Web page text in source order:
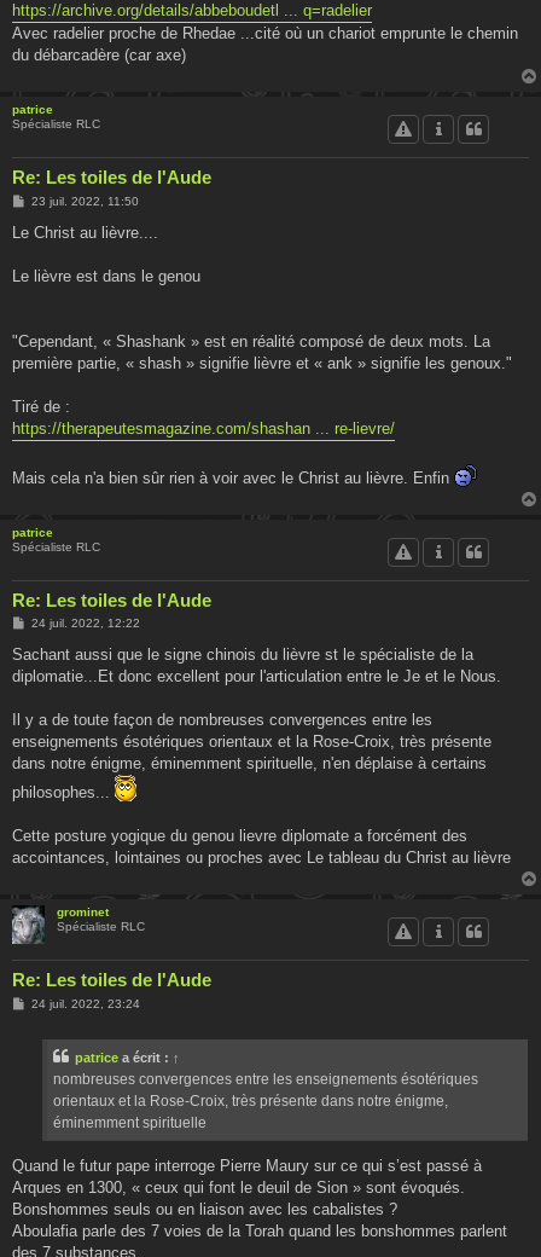
https://archive.org/details/abbeboudetl ... q=radelier
Avec radelier proche de Rhedae ...cité où un chariot emprunte le chemin
du débarcadère (car axe)
patrice
Spécialiste RLC
Re: Les toiles de l'Aude
M
s
g
23 juil. 2022, 11:50
Le Christ au lièvre....
Le lièvre est dans le genou
"Cependant, « Shashank » est en réalité composé de deux mots. La
première partie, « shash » signifie lièvre et « ank » signifie les genoux."
Tiré de :
https://therapeutesmagazine.com/shashan ... re-lievre/
Mais cela n'a bien sûr rien à voir avec le Christ au lièvre. Enfin
patrice
Spécialiste RLC
Re: Les toiles de l'Aude
M
s
a
24 juil. 2022, 12:22
Sachant aussi que le signe chinois du lièvre st le spécialiste de la
diplomatie...Et donc excellent pour l'articulation entre le Je et le Nous.
Il y a de toute façon de nombreuses convergences entre les
enseignements ésotériques orientaux et la Rose-Croix, très présente
dans notre énigme, éminemment spirituelle, n'en déplaise à certains
philosophes...
Cette posture yogique du genou lievre diplomate a forcément des
accointances, lointaines ou proches avec Le tableau du Christ au lièvre
grominet
Spécialiste RLC
Re: Les toiles de l'Aude
M24 juil. 2022, 23:24
patrice a écrit : ↑
nombreuses convergences entre les enseignements ésotériques
orientaux et la Rose-Croix, très présente dans notre énigme,
éminemment spirituelle
Quand le futur pape interroge Pierre Maury sur ce qui s’est passé à
Arques en 1300, « ceux qui font le deuil de Sion » sont évoqués.
Bonshommes seuls ou en liaison avec les cabalistes ?
Aboulafia parle des 7 voies de la Torah quand les bonshommes parlent
des 7 substances.